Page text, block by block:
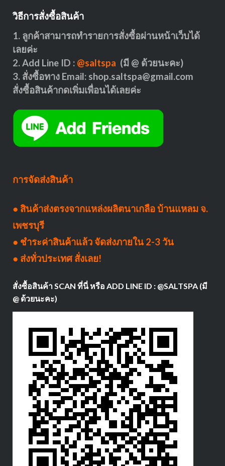
วิธีการสั่งซื้อสินค้า
1. ลูกค้าสามารถทำรายการสั่งซื้อผ่านหน้าเว็บได้
เลยค่ะ
2. Add Line ID : @saltspa (มี @ ด้วยนะคะ)
3. สั่งซื้อทาง Email: shop.saltspa@gmail.com
สั่งซื้อสินค้ากดเพิ่มเพื่อนได้เลยค่ะ
การจัดส่งสินค้า
● สินค้าส่งตรงจากแหล่งผลิตนาเกลือ บ้านแหลม จ.
เพชรบุรี
● ชำระค่าสินค้าแล้ว จัดส่งภายใน 2-3 วัน
● ส่งทั่วประเทศ สั่งเลย!
สั่งซื้อสินค้า SCAN ที่นี่ หรือ ADD LINE ID : @SALTSPA (มี
@ ด้วยนะคะ)